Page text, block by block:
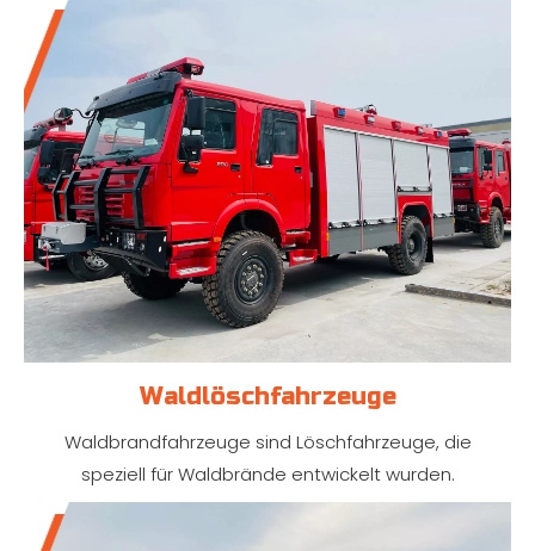
Waldlöschfahrzeuge
Waldbrandfahrzeuge sind Löschfahrzeuge, die
speziell für Waldbrände entwickelt wurden.